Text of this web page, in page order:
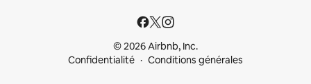
© 2026 Airbnb, Inc.
Confidentialité
Conditions générales